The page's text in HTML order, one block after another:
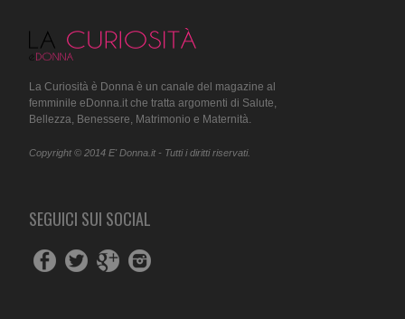
La Curiosità è Donna è un canale del magazine al
femminile eDonna.it che tratta argomenti di Salute,
Bellezza, Benessere, Matrimonio e Maternità.
Copyright © 2014 E' Donna.it - Tutti i diritti riservati.
SEGUICI SUI SOCIAL